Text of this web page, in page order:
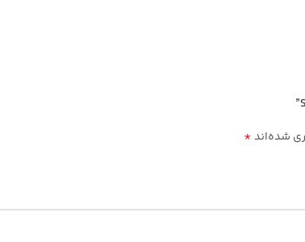
شده‌اند*